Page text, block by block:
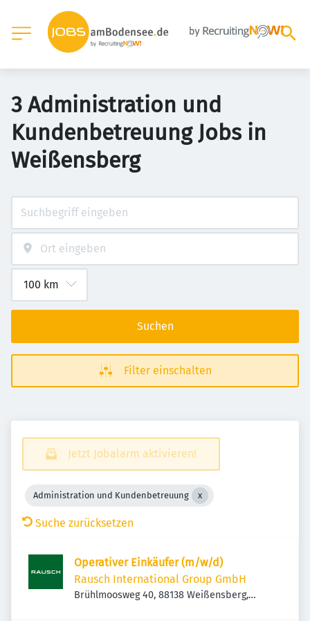
3 Administration und
Kundenbetreuung Jobs in
Weißensberg
Suchen
Filter einschalten
Jetzt Jobalarm aktivieren!
Administration und Kundenbetreuung
Suche zurücksetzen
Operativer Einkäufer (m/w/d)
Rausch International Group GmbH
Brühlmoosweg 40, 88138 Weißensberg,